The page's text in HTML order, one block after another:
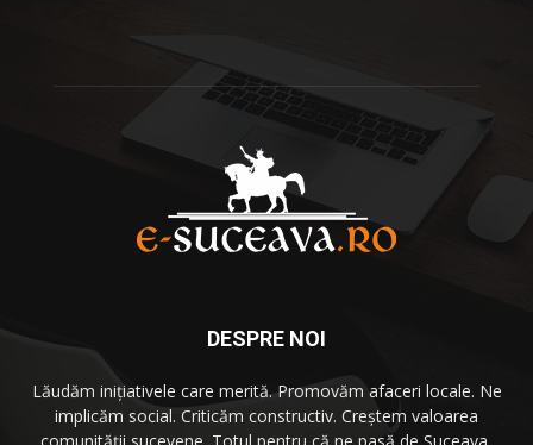
DESPRE NOI
Lăudăm iniţiativele care merită. Promovăm afaceri locale. Ne
implicăm social. Criticăm constructiv. Creştem valoarea
comunităţii sucevene. Totul pentru că ne pasă de Suceava,